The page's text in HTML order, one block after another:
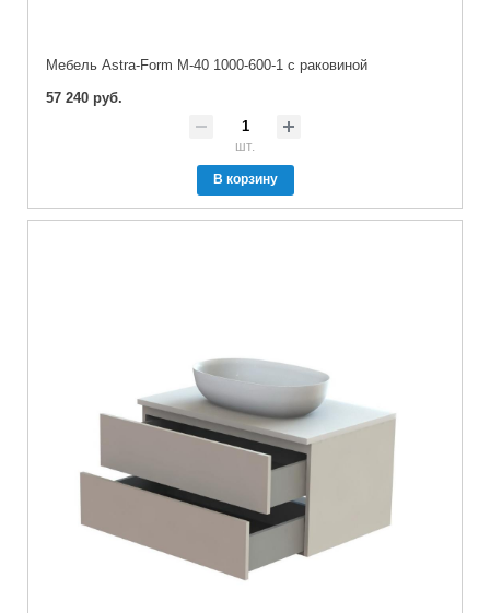
Мебель Astra-Form М-40 1000-600-1 с раковиной
57 240 руб.
шт.
В корзину